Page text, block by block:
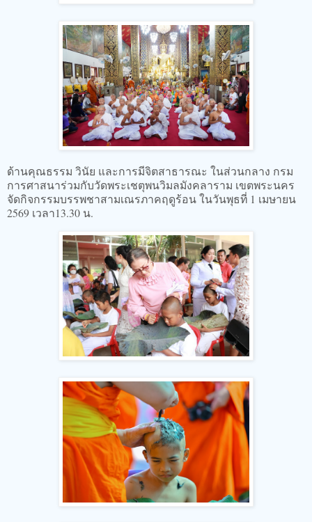
ด้านคุณธรรม วินัย และการมีจิตสาธารณะ ในส่วนกลาง กรม
การศาสนาร่วมกับวัดพระเชตุพนวิมลมังคลาราม เขตพระนคร
จัดกิจกรรมบรรพชาสามเณรภาคฤดูร้อน ในวันพุธที่ 1 เมษายน
2569 เวลา13.30 น.